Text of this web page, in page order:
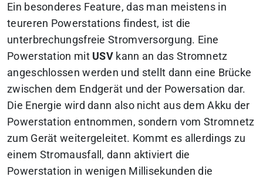
Ein besonderes Feature, das man meistens in
teureren Powerstations findest, ist die
unterbrechungsfreie Stromversorgung. Eine
Powerstation mit USV kann an das Stromnetz
angeschlossen werden und stellt dann eine Brücke
zwischen dem Endgerät und der Powersation dar.
Die Energie wird dann also nicht aus dem Akku der
Powerstation entnommen, sondern vom Stromnetz
zum Gerät weitergeleitet. Kommt es allerdings zu
einem Stromausfall, dann aktiviert die
Powerstation in wenigen Millisekunden die